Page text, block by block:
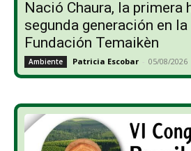
Nació Chaura, la primera
segunda generación en
Fundación Temaikèn
Ambiente Patricia Escobar - 05/08/2026